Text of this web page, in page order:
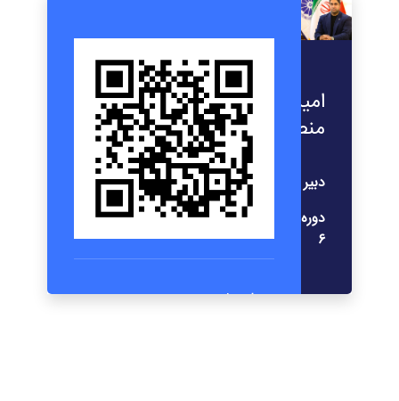
امیر
منصف
دبیر
دوره
۶
ایمیل: